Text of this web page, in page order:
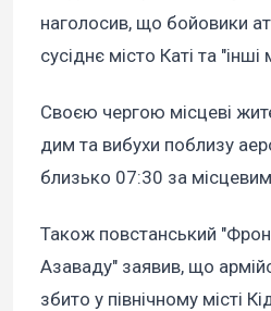
наголосив, що бойовики
сусіднє місто Каті та "інші
Своєю чергою місцеві
дим та вибухи поблизу
близько 07:30 за
Також повстанський
Азаваду" заявив, що
збито у північному місті